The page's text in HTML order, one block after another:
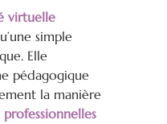
virtuelle
simple
Elle
pédagogique
la manière